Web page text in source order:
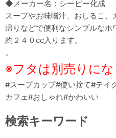
◆メーカー名：シーピー化成
スープやお味噌汁、おしるこ
帰りなどで便利なシンプルなホ
約２４０cc入ります。
。
※フタは別売りにな
#スープカップ#使い捨て#テイ
カフェ#おしゃれ#かわいい
検索キーワード